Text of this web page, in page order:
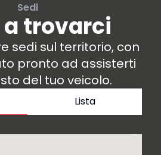
Sedi
trovarci
sedi sul territorio, con
pronto ad assisterti
del tuo veicolo.
Lista